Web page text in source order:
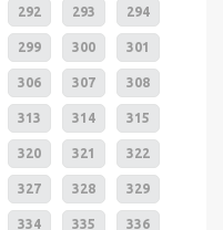
292 293 294
299 300 301
306 307 308
313 314 315
320 321 322
327 328 329
334 335 336